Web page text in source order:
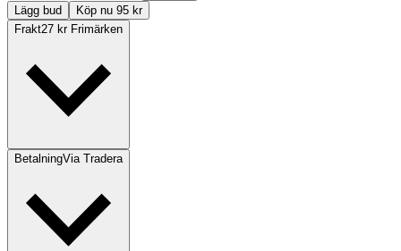
Lägg bud
Köp nu 95 kr
Frakt27 kr Frimärken
BetalningVia Tradera